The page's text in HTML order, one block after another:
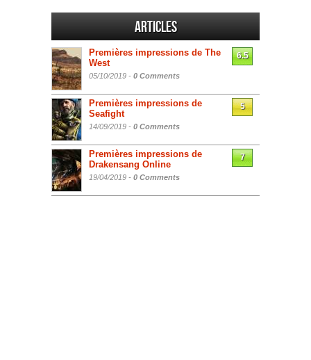
Articles
Premières impressions de The
West
05/10/2019 - 0 Comments
6.5
Premières impressions de
Seafight
14/09/2019 - 0 Comments
5
Premières impressions de
Drakensang Online
19/04/2019 - 0 Comments
7